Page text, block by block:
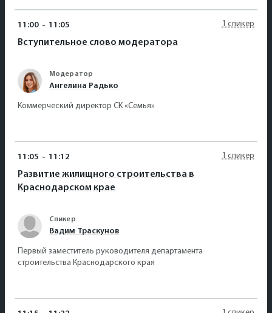
11:00 - 11:05
Вступительное слово модератора
1 спикер
Модератор
Ангелина Радько
Коммерческий директор СК «Семья»
11:05 - 11:12
Развитие жилищного строительства в
Краснодарском крае
1 спикер
Спикер
Вадим Траскунов
Первый заместитель руководителя департамента
строительства Краснодарского края